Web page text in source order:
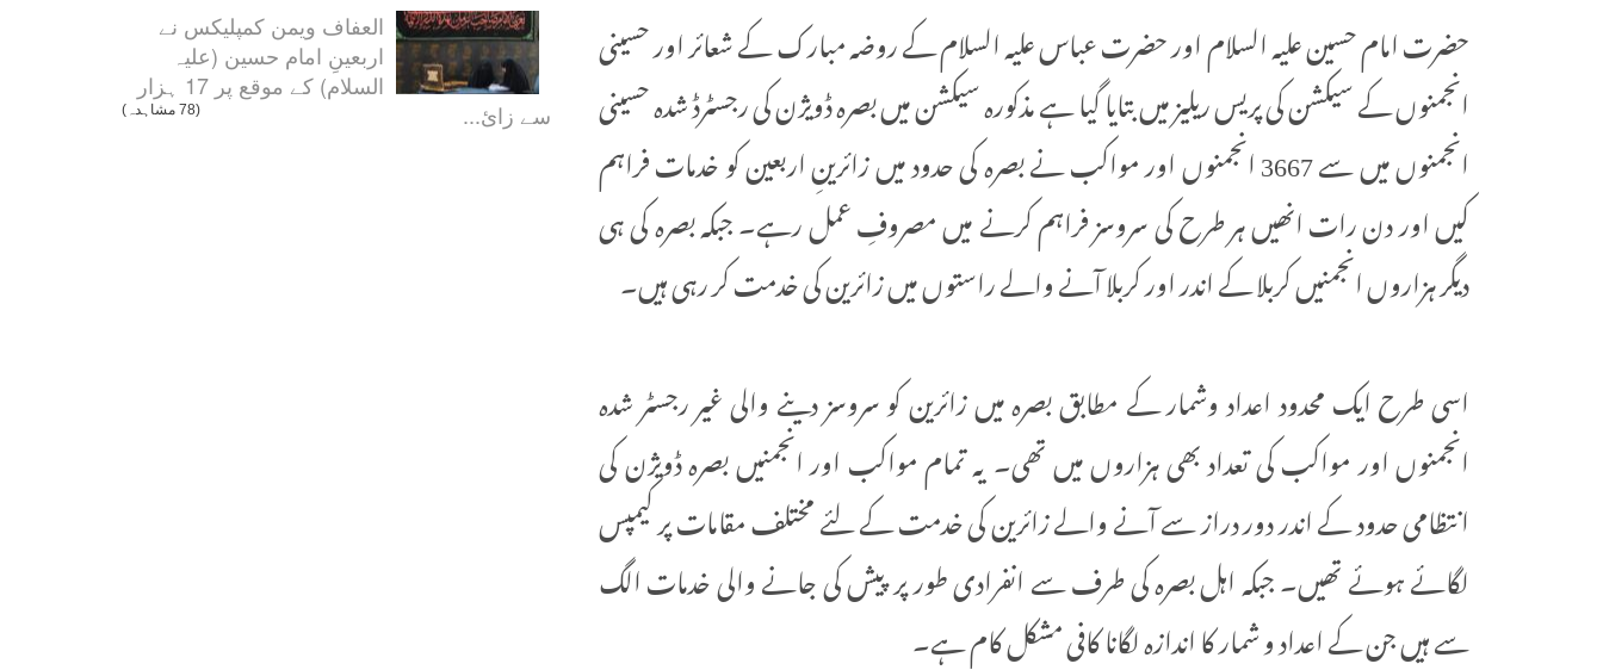
حضرت امام حسین علیہ السلام اور حضرت عباس علیہ السلام کے روضہ مبارک کے شعائر اور حسینی
انجمنوں کے سیکشن کی پریس ریلیز میں بتایا گیا ہے مذکورہ سیکشن میں بصرہ ڈویژن کی رجسٹرڈ شدہ حسینی
انجمنوں میں سے 3667 انجمنوں اور مواکب نے بصرہ کی حدود میں زائرینِ اربعین کو خدمات فراہم
کیں اور دن رات انھیں ہر طرح کی سروسز فراہم کرنے میں مصروفِ عمل رہے۔ جبکہ بصرہ کی ہی
دیگر ہزاروں انجمنیں کربلا کے اندر اور کربلا آنے والے راستوں میں زائرین کی خدمت کر رہی ہیں۔
اسی طرح ایک محدود اعداد وشمار کے مطابق بصرہ میں زائرین کو سروسز دینے والی غیر رجسٹر شدہ
انجمنوں اور مواکب کی تعداد بھی ہزاروں میں تھی۔ یہ تمام مواکب اور انجمنیں بصرہ ڈویژن کی
انتظامی حدود کے اندر دور دراز سے آنے والے زائرین کی خدمت کے لئے مختلف مقامات پر کیمپس
لگائے ہوئے تھیں۔ جبکہ اہل بصرہ کی طرف سے انفرادی طور پر پیش کی جانے والی خدمات الگ
سے ہیں جن کے اعداد و شمار کا اندازہ لگانا کافی مشکل کام ہے۔
العفاف ویمن کمپلیکس نے
اربعینِ امام حسین (علیہ
السلام) کے موقع پر 17 ہزار
سے زائ...
(78 مشاہدہ)